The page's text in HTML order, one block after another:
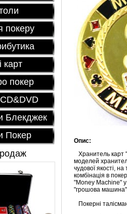
покеру
карт
покер
Блекджек
Покер
Опис:
Хранитель карт
моделей
чудової якості,
комбінація в
"Money Machіne"
"грошова машина"
Покерні